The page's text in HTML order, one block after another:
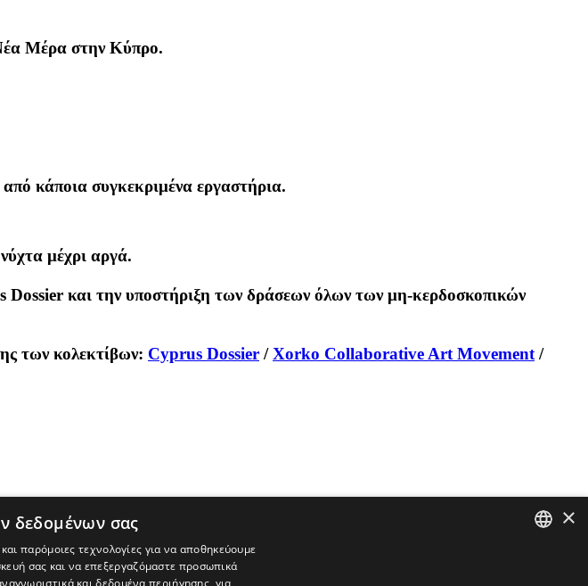
Μέρα στην Κύπρο.
κάποια συγκεκριμένα εργαστήρια.
μέχρι αργά.
και την υποστήριξη των δράσεων όλων των μη-κερδοσκοπικών
των κολεκτίβων: Cyprus Dossier /Xorko Collaborative Art Movement /
×
δεδομένων σας
παρόμοιες τεχνολογίες για να αποθηκεύουμε
σας και να επεξεργαζόμαστε προσωπικά
και δεδομένα περιήγησης, για